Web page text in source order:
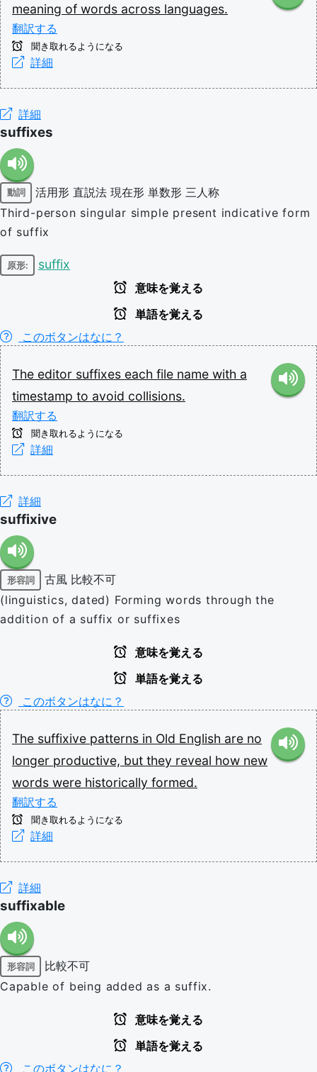
meaning of words across languages.
翻訳する
聞き取れるようになる
詳細
詳細
suffixes
動詞 活用形 直説法 現在形 単数形 三人称
Third-person singular simple present indicative form
of suffix
原形: suffix
意味を覚える
単語を覚える
このボタンはなに？
The editor suffixes each file name with a
timestamp to avoid collisions.
翻訳する
聞き取れるようになる
詳細
詳細
suffixive
形容詞 古風 比較不可
(linguistics, dated) Forming words through the
addition of a suffix or suffixes
意味を覚える
単語を覚える
このボタンはなに？
The suffixive patterns in Old English are no
longer productive, but they reveal how new
words were historically formed.
翻訳する
聞き取れるようになる
詳細
詳細
suffixable
形容詞
比較不可
Capable of being added as a suffix.
意味を覚える
単語を覚える
このボタンはなに？